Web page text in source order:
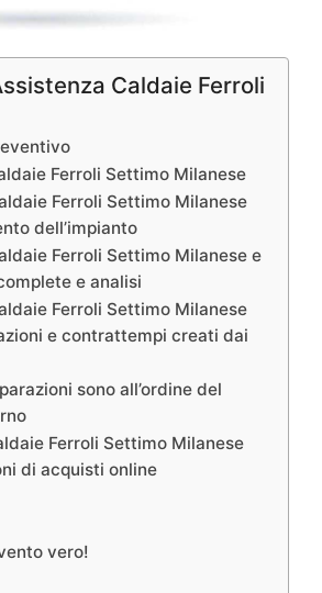
Caldaie Ferroli
Ferroli Settimo Milanese
Ferroli Settimo Milanese
dell’impianto
Ferroli Settimo Milanese e
e analisi
Ferroli Settimo Milanese
e contrattempi creati dai
sono all’ordine del
Ferroli Settimo Milanese
di acquisti online
vero!